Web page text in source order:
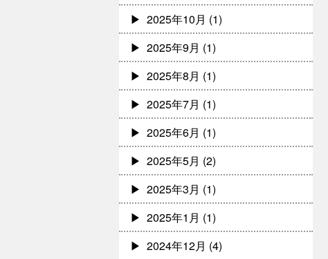
2025年10月 (1)
2025年9月 (1)
2025年8月 (1)
2025年7月 (1)
2025年6月 (1)
2025年5月 (2)
2025年3月 (1)
2025年1月 (1)
2024年12月 (4)